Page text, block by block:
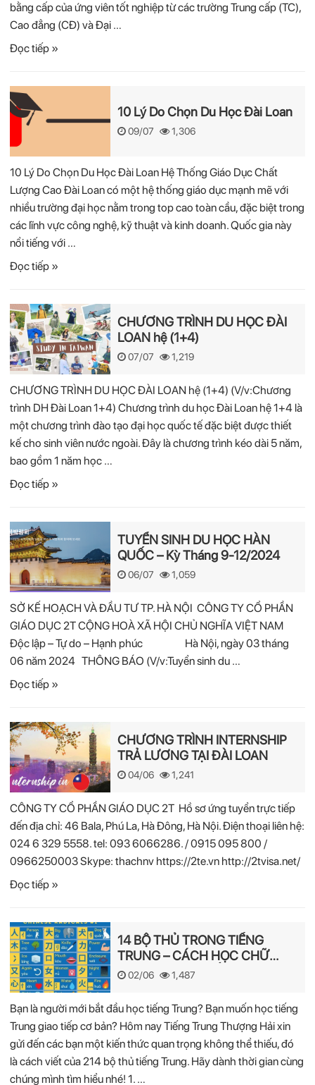
bằng cấp của ứng viên tốt nghiệp từ các trường Trung cấp (TC),
Cao đẳng (CĐ) và Đại …
Đọc tiếp »
10 Lý Do Chọn Du Học Đài Loan
09/07 1,306
10 Lý Do Chọn Du Học Đài Loan Hệ Thống Giáo Dục Chất
Lượng Cao Đài Loan có một hệ thống giáo dục mạnh mẽ với
nhiều trường đại học nằm trong top cao toàn cầu, đặc biệt trong
các lĩnh vực công nghệ, kỹ thuật và kinh doanh. Quốc gia này
nổi tiếng với …
Đọc tiếp »
CHƯƠNG TRÌNH DU HỌC ĐÀI
LOAN hệ (1+4)
07/07 1,219
CHƯƠNG TRÌNH DU HỌC ĐÀI LOAN hệ (1+4) (V/v:Chương
trình DH Đài Loan 1+4) Chương trình du học Đài Loan hệ 1+4 là
một chương trình đào tạo đại học quốc tế đặc biệt được thiết
kế cho sinh viên nước ngoài. Đây là chương trình kéo dài 5 năm,
bao gồm 1 năm học …
Đọc tiếp »
TUYỂN SINH DU HỌC HÀN
QUỐC – Kỳ Tháng 9-12/2024
06/07 1,059
SỞ KẾ HOẠCH VÀ ĐẦU TƯ TP. HÀ NỘI CÔNG TY CỔ PHẦN
GIÁO DỤC 2T CỘNG HOÀ XÃ HỘI CHỦ NGHĨA VIỆT NAM
Độc lập – Tự do – Hạnh phúc Hà Nội, ngày 03 tháng
06 năm 2024 THÔNG BÁO (V/v:Tuyển sinh du …
Đọc tiếp »
CHƯƠNG TRÌNH INTERNSHIP
TRẢ LƯƠNG TẠI ĐÀI LOAN
04/06 1,241
CÔNG TY CỔ PHẦN GIÁO DỤC 2T Hồ sơ ứng tuyển trực tiếp
đến địa chỉ: 46 Bala, Phú La, Hà Đông, Hà Nội. Điện thoại liên hệ:
024 6 329 5558. tel: 093 6066286. / 0915 095 800 /
0966250003 Skype: thachnv https://2te.vn http://2tvisa.net/
Đọc tiếp »
14 BỘ THỦ TRONG TIẾNG
TRUNG – CÁCH HỌC CHỮ
HÁN NHANH NHẤT
02/06 1,487
Bạn là người mới bắt đầu học tiếng Trung? Bạn muốn học tiếng
Trung giao tiếp cơ bản? Hôm nay Tiếng Trung Thượng Hải xin
gửi đến các bạn một kiến thức quan trọng không thể thiếu, đó
là cách viết của 214 bộ thủ tiếng Trung. Hãy dành thời gian cùng
chúng mình tìm hiểu nhé! 1. …